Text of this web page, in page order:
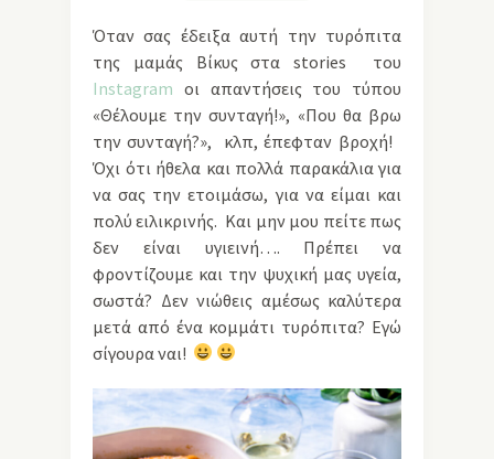
Όταν σας έδειξα αυτή την τυρόπιτα
της μαμάς Βίκυς στα stories του
Instagram οι απαντήσεις του τύπου
«Θέλουμε την συνταγή!», «Που θα βρω
την συνταγή?», κλπ, έπεφταν βροχή!
Όχι ότι ήθελα και πολλά παρακάλια για
να σας την ετοιμάσω, για να είμαι και
πολύ ειλικρινής. Και μην μου πείτε πως
δεν είναι υγιεινή…. Πρέπει να
φροντίζουμε και την ψυχική μας υγεία,
σωστά? Δεν νιώθεις αμέσως καλύτερα
μετά από ένα κομμάτι τυρόπιτα? Εγώ
σίγουρα ναι!